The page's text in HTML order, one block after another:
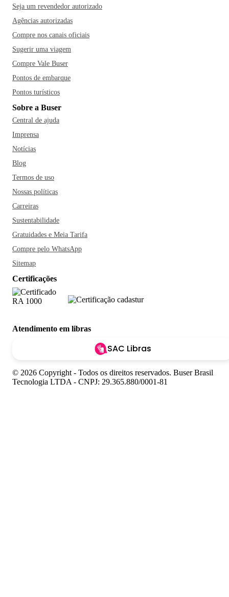
Seja um revendedor autorizado
Agências autorizadas
Compre nos canais oficiais
Sugerir uma viagem
Compre Vale Buser
Pontos de embarque
Pontos turísticos
Sobre a Buser
Central de ajuda
Imprensa
Notícias
Blog
Termos de uso
Nossas políticas
Carreiras
Sustentabilidade
Gratuidades e Meia Tarifa
Compre pelo WhatsApp
Sitemap
Certificações
Atendimento em libras
SAC Libras
© 2026 Copyright - Todos os direitos reservados. Buser Brasil
Tecnologia LTDA - CNPJ: 29.365.880/0001-81